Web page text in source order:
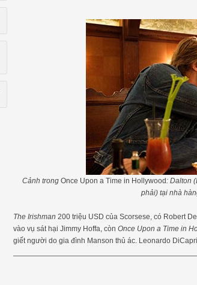
Cảnh trong Once Upon a Time in Hollywood: Dalton
phải) tại nhà
The Irishman 200 triệu USD của Scorsese, có Robert
vào vụ sát hại Jimmy Hoffa, còn Once Upon a Time in
giết người do gia đình Manson thủ ác. Leonardo